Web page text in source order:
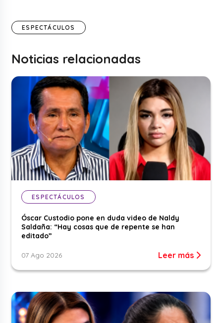
ESPECTÁCULOS
Noticias relacionadas
ESPECTÁCULOS
Óscar Custodio pone en duda video de Naldy
Saldaña: “Hay cosas que de repente se han
editado”
07 Ago 2026 Leer más